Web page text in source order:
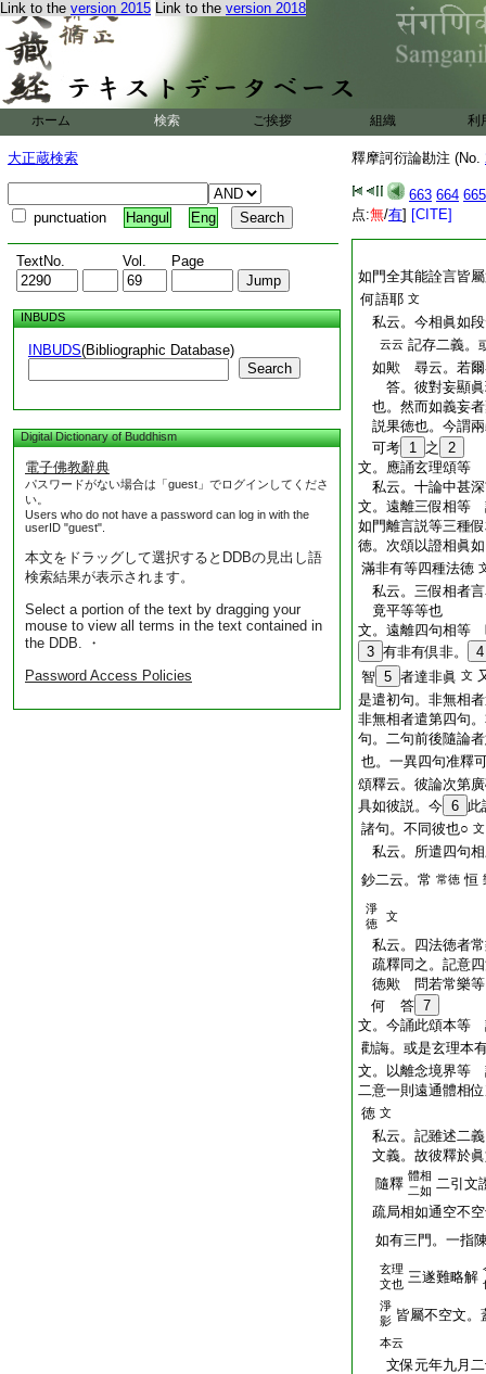
Link to the version 2015 Link to the version 2018
ホーム 検索 ご挨拶 組織 利
大正蔵検索
punctuation Hangul Eng
TextNo. Vol. Page
INBUDS
INBUDS(Bibliographic Database)
Search
Digital Dictionary of Buddhism
電子佛教辭典
パスワードがない場合は「guest」でログインしてくださ
い。
Users who do not have a password can log in with the
userID "guest".
本文をドラッグして選択するとDDBの見出し語
検索結果が表示されます。
Select a portion of the text by dragging your
mouse to view all terms in the text contained in
the DDB. ・
Password Access Policies
釋摩訶衍論勘注 (No.
663 664 665
点:無/有] [CITE]
如門全其能詮言皆
何語耶 文
私云。今相眞如
云云 記存二義。
如歟 尋云。若爾
答。彼對妄顯眞
也。然而如義妄
説果徳也。今謂
可考 1 之
2
文。應誦玄理頌等
私云。十論中甚
文。遠離三假相等
如門離言説等三種
徳。次頌以證相眞
滿非有等四種法徳
私云。三假相者
竟平等等也
文。遠離四句相等
3 有非有倶非。
4
智 5 者達非眞 文
是遣初句。非無相
非無相者遣第四句
句。二句前後隨論
也。一異四句准釋
頌釋云。彼論次第
具如彼説。今 6 此
諸句。不同彼也○ 文
私云。所遣四句
鈔二云。常 常徳 恒
淨
徳
文
私云。四法徳者
疏釋同之。記意
徳歟 問若常樂等
何 答 7
文。今誦此頌本等
勸誨。或是玄理本
文。以離念境界等
二意一則遠通體相
徳 文
私云。記雖述二
文義。故彼釋於
隨釋 體相
二如 二引文
疏局相如通空不
如有三門。一指
玄理
文也 三遂難略解
淨
影 皆屬不空文。
本云
文保元年九月二